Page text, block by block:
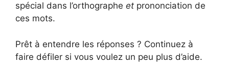
spécial dans l’orthographe et prononciation de
ces mots.
Prêt à entendre les réponses ? Continuez à
faire défiler si vous voulez un peu plus d’aide.